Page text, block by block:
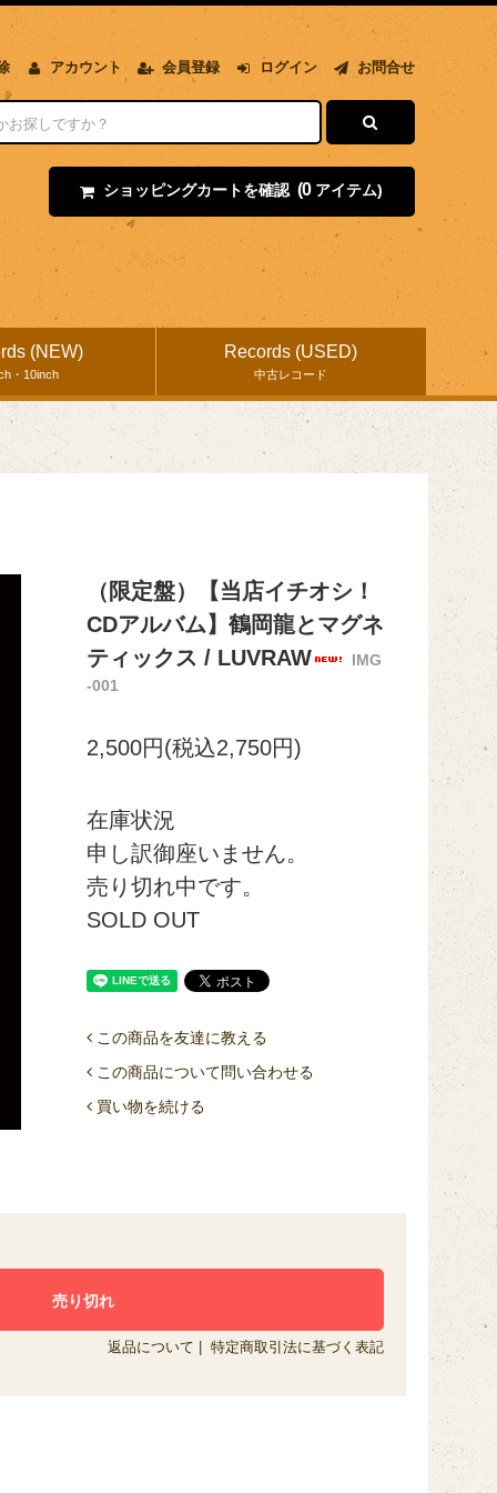
アカウント 会員登録 ログイン お問合せ
ショッピングカートを確認 (0 アイテム)
(NEW)
・10inch
Records (USED)
中古レコード
（限定盤）【当店イチオシ！
CDアルバム】鶴岡龍とマグネ
ティックス / LUVRAW
IMG
-001
2,500円(税込2,750円)
在庫状況
申し訳御座いません。
売り切れ中です。
SOLD OUT
この商品を友達に教える
この商品について問い合わせる
買い物を続ける
返品について 特定商取引法に基づく表記